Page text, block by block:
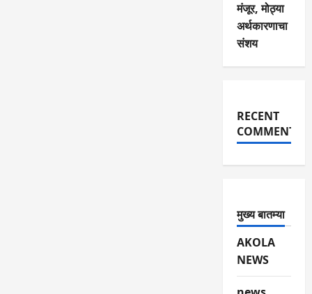
मंजूर, मोठ्या
अर्थकारणाचा
संशय
RECENT
COMMENTS
मुख्य बातम्या
AKOLA
NEWS